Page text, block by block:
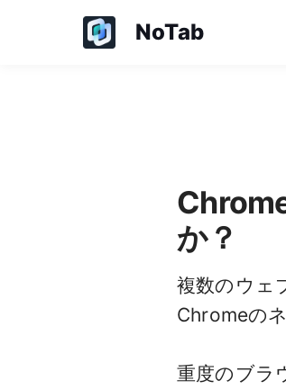
NoTab
か？
複数のウェ
Chromeの
重度のブラ